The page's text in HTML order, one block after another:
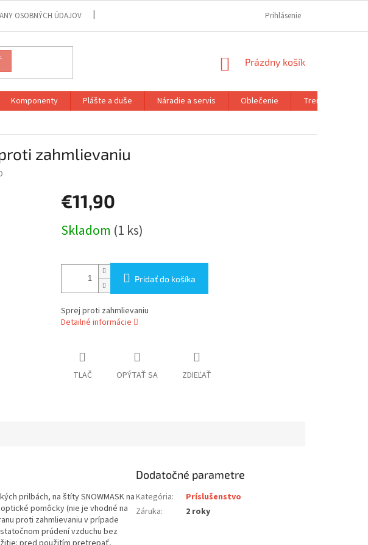
OSOBNÝCH ÚDAJOV REKLAMAČNÝ FORMULÁR
Prihlásenie
NÁKUPNÝ
Prázdny košík
Komponenty Plášte a duše Náradie a servis Oblečenie
Trenažéry a
zahmlievaniu
€11,90
cena:
Skladom (1 ks)
Pridať do košíka
Sprej proti zahmlievaniu
Detailné informácie
TLAČ OPÝTAŤ SA ZDIEĽAŤ
prilbách, na štíty SNOWMASK na
pomôcky (nie je vhodné na
proti zahmlievaniu v prípade
prúdení vzduchu bez
Dodatočné parametre
Kategória:
Príslušenstvo
Záruka: 2 roky